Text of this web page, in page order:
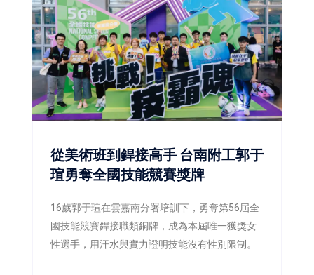
從美術班到銲接高手 台南附工郭于
瑄勇奪全國技能競賽獎牌
16歲郭于瑄在雲嘉南分署培訓下，勇奪第56屆全
國技能競賽銲接職類銅牌，成為本屆唯一獲獎女
性選手，用汗水與實力證明技能沒有性別限制。